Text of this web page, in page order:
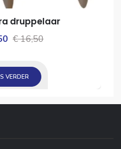
druppelaar
€16,50Oorspronkelijke
Huidige
VERDER